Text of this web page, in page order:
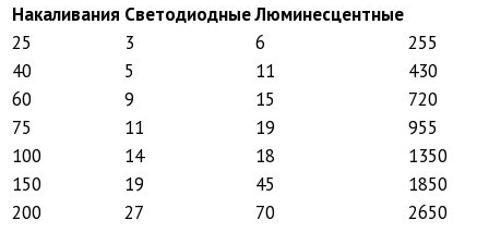
Накаливания СветодиодныеЛюминесцентные
25
3 6
255
40
5 11
430
60
9 15
720
75
11 19
955
100
14 18
1350
150
19 45
1850
200
27 70
2650